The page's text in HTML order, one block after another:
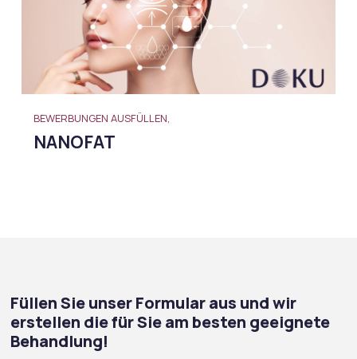
BEWERBUNGEN AUSFÜLLEN,
NANOFAT
Füllen Sie unser Formular aus und wir
erstellen die für Sie am besten geeignete
Behandlung!